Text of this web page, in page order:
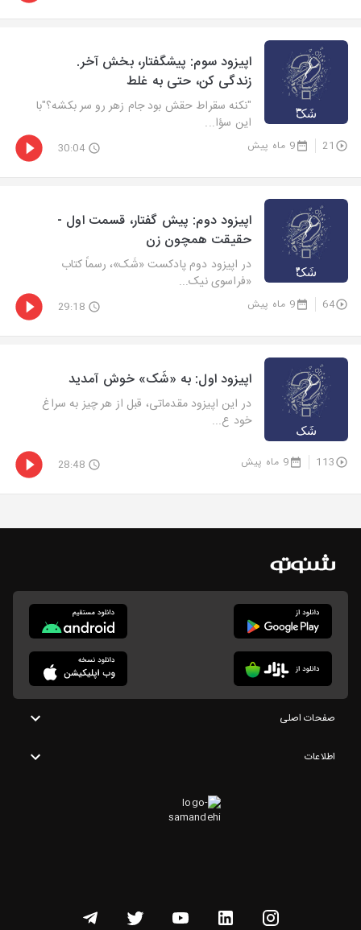
اپیزود سوم: پیشگفتار، بخش آخر.
زندگی کن، حتی به غلط
"نکنه سقراط حقش بود جام زهر رو سر بکشه؟"با
این سؤا...
21 9 ماه پیش 30:04
اپیزود دوم: پیش گفتار، قسمت اول -
حقیقت همچون زن
در اپیزود دوم پادکست «شَک»، رسماً کتاب
«فراسوی نیک...
64 9 ماه پیش 29:18
اپیزود اول: به «شَک» خوش آمدید
در این اپیزود مقدماتی، قبل از هر چیز به سراغ
خود ع...
113 9 ماه پیش 28:48
صفحات اصلی
اطلاعات